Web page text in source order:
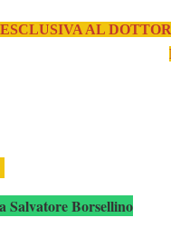
AL
Salvatore Borsellino